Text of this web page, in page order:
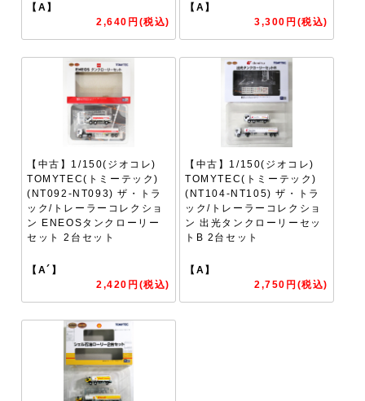
【A】
2,640円(税込)
【A】
3,300円(税込)
【中古】1/150(ジオコレ)
TOMYTEC(トミーテック)
(NT092-NT093) ザ・トラ
ック/トレーラーコレクショ
ン ENEOSタンクローリー
セット 2台セット
【A´】
2,420円(税込)
【中古】1/150(ジオコレ)
TOMYTEC(トミーテック)
(NT104-NT105) ザ・トラ
ック/トレーラーコレクショ
ン 出光タンクローリーセッ
トB 2台セット
【A】
2,750円(税込)